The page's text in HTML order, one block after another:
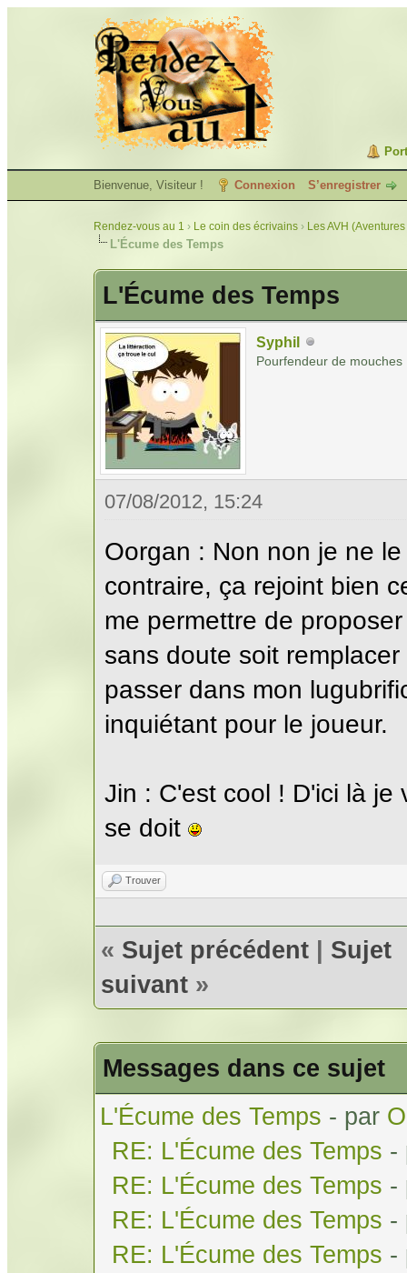
Bienvenue, Visiteur ! Connexion S’enregistrer
Rendez-vous au 1 › Le coin des écrivains › Les AVH
L'Écume des Temps
L'Écume des Temps
Syphil
Pourfendeur de mouches
07/08/2012, 15:24
Oorgan : Non non je ne
contraire, ça rejoint bien
me permettre de
sans doute soit
passer dans mon
inquiétant pour le joueur.
Jin : C'est cool ! D'ici là je
se doit
Trouver
« Sujet précédent | Sujet
suivant »
Messages dans ce sujet
L'Écume des Temps - par
RE: L'Écume des Temps -
RE: L'Écume des Temps -
RE: L'Écume des Temps -
RE: L'Écume des Temps -